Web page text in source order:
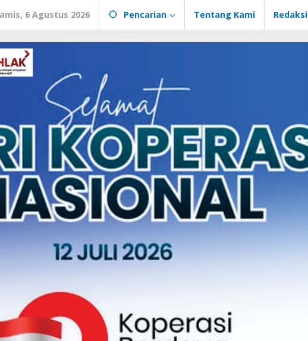
6 Agustus 2026 Pencarian Tentang Kami Redaksi